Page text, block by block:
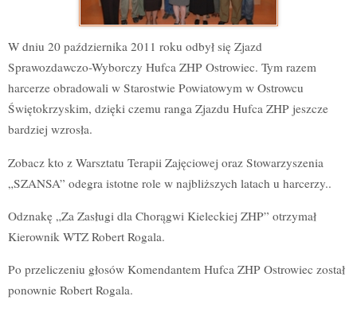
W dniu 20 października 2011 roku odbył się Zjazd
Sprawozdawczo-Wyborczy Hufca ZHP Ostrowiec. Tym razem
harcerze obradowali w Starostwie Powiatowym w Ostrowcu
Świętokrzyskim, dzięki czemu ranga Zjazdu Hufca ZHP jeszcze
bardziej wzrosła.
Zobacz kto z Warsztatu Terapii Zajęciowej oraz Stowarzyszenia
„SZANSA” odegra istotne role w najbliższych latach u harcerzy..
Odznakę „Za Zasługi dla Chorągwi Kieleckiej ZHP” otrzymał
Kierownik WTZ Robert Rogala.
Po przeliczeniu głosów Komendantem Hufca ZHP Ostrowiec został
ponownie Robert Rogala.